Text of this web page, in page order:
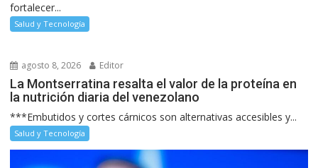
fortalecer...
Salud y Tecnología
agosto 8, 2026 Editor
La Montserratina resalta el valor de la proteína en
la nutrición diaria del venezolano
***Embutidos y cortes cárnicos son alternativas accesibles y...
Salud y Tecnología